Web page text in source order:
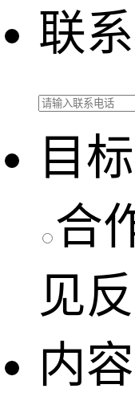
联
目标
合
见
内容